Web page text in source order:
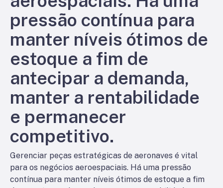
pressão contínua para
manter níveis ótimos de
estoque a fim de
antecipar a demanda,
manter a rentabilidade
e permanecer
competitivo.
Gerenciar peças estratégicas de aeronaves é vital
para os negócios aeroespaciais. Há uma pressão
contínua para manter níveis ótimos de estoque a fim